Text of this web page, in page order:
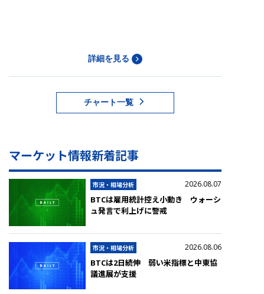
詳細を見る
チャート一覧
マーケット情報新着記事
市況・相場分析 2026.08.07
BTCは雇用統計控え小動き ウォーシ
ュ発言で利上げに警戒
市況・相場分析 2026.08.06
BTCは2日続伸 弱い米指標と中東協
議進展が支援